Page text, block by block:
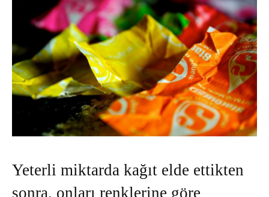
Yeterli miktarda kağıt elde ettikten
sonra, onları renklerine göre